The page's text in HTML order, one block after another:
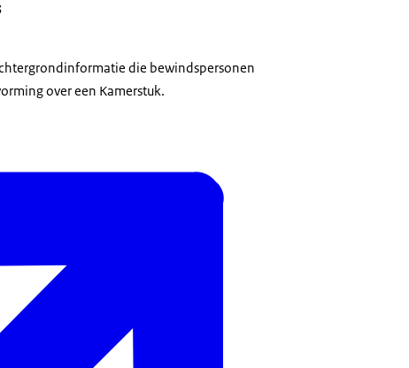
die bewindspersonen
over een Kamerstuk.